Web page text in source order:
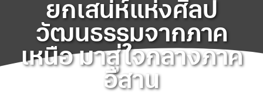
ยกเสน่ห์แห่งศิลป
วัฒนธรรมจากภาค
เหนือ มาสู่ใจกลางภาค
อีสาน